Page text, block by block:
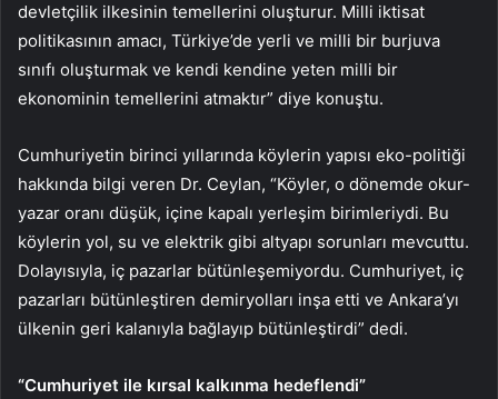
devletçilik ilkesinin temellerini oluşturur. Milli iktisat
politikasının amacı, Türkiye’de yerli ve milli bir burjuva
sınıfı oluşturmak ve kendi kendine yeten milli bir
ekonominin temellerini atmaktır” diye konuştu.
Cumhuriyetin birinci yıllarında köylerin yapısı eko-politiği
hakkında bilgi veren Dr. Ceylan, “Köyler, o dönemde okur-
yazar oranı düşük, içine kapalı yerleşim birimleriydi. Bu
köylerin yol, su ve elektrik gibi altyapı sorunları mevcuttu.
Dolayısıyla, iç pazarlar bütünleşemiyordu. Cumhuriyet, iç
pazarları bütünleştiren demiryolları inşa etti ve Ankara’yı
ülkenin geri kalanıyla bağlayıp bütünleştirdi” dedi.
“Cumhuriyet ile kırsal kalkınma hedeflendi”